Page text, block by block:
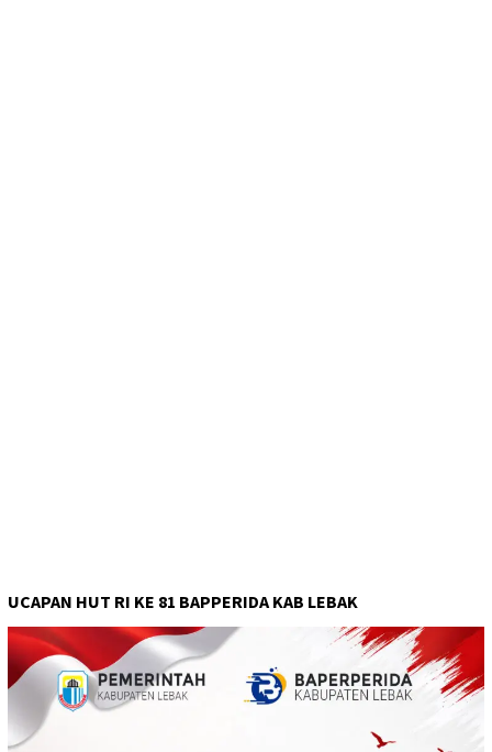
UCAPAN HUT RI KE 81 BAPPERIDA KAB LEBAK